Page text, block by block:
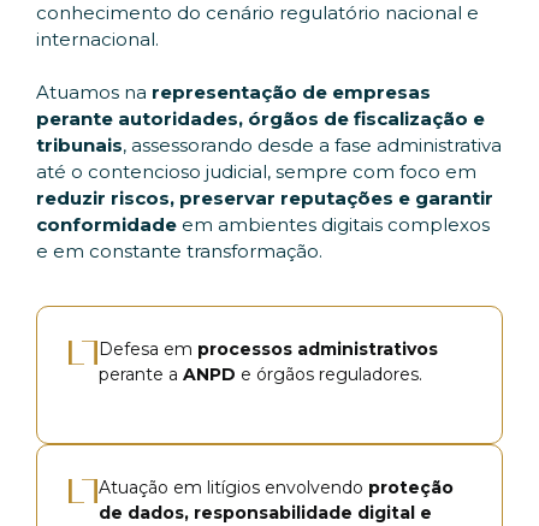
conhecimento do cenário regulatório nacional e
internacional.
Atuamos na representação de empresas
perante autoridades, órgãos de fiscalização e
tribunais, assessorando desde a fase administrativa
até o contencioso judicial, sempre com foco em
reduzir riscos, preservar reputações e garantir
conformidade em ambientes digitais complexos
e em constante transformação.
Defesa em processos administrativos
perante a ANPD e órgãos reguladores.
Atuação em litígios envolvendo proteção
de dados, responsabilidade digital e